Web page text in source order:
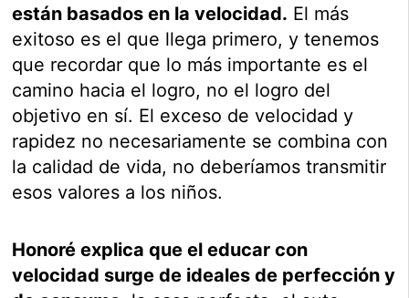
están basados en la velocidad. El más
exitoso es el que llega primero, y tenemos
que recordar que lo más importante es el
camino hacia el logro, no el logro del
objetivo en sí. El exceso de velocidad y
rapidez no necesariamente se combina con
la calidad de vida, no deberíamos transmitir
esos valores a los niños.
Honoré explica que el educar con
velocidad surge de ideales de perfección y